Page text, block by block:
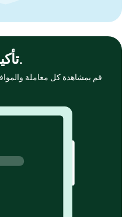
تأكيد كل معاملة فعليًا.
قم بمشاهدة كل معاملة